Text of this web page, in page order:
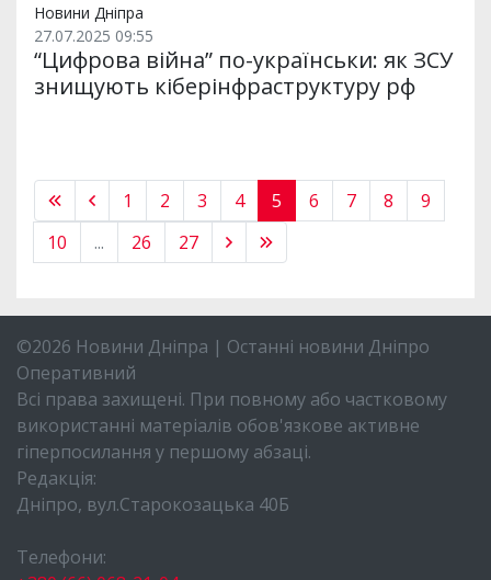
Новини Дніпра
27.07.2025 09:55
“Цифрова війна” по-українськи: як ЗСУ
знищують кіберінфраструктуру рф
1 2 3 4 5 6 7 8
9
10
... 26 27
©2026 Новини Дніпра | Останні новини Дніпро
Оперативний
Всі права захищені. При повному або частковому
використанні матеріалів обов'язкове активне
гіперпосилання у першому абзаці.
Редакція:
Дніпро, вул.Старокозацька 40Б
Телефони: